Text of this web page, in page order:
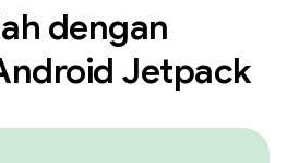
dengan
Jetpack